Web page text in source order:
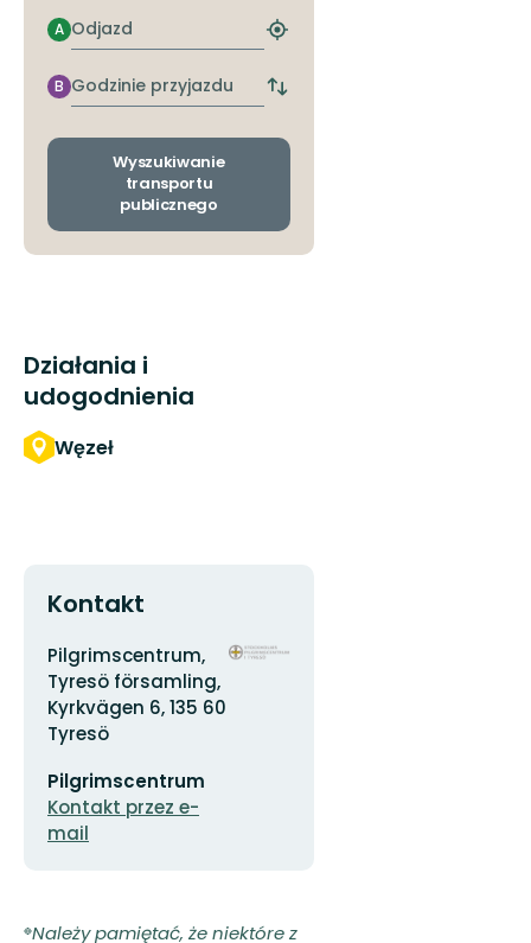
Odjazd
A
Znajdź
przystanek
Godzinie
przyjazdu
B
Zmiana
odjazdu
Wyszukiwanie
transportu
publicznego
Działania i
udogodnienia
Węzeł
Kontakt
Adres
Pilgrimscentrum,
Tyresö församling,
Kyrkvägen 6, 135 60
Tyresö
e-
mail
Pilgrimscentrum
Kontakt przez e-
mail
Logotyp
Należy pamiętać, że niektóre z